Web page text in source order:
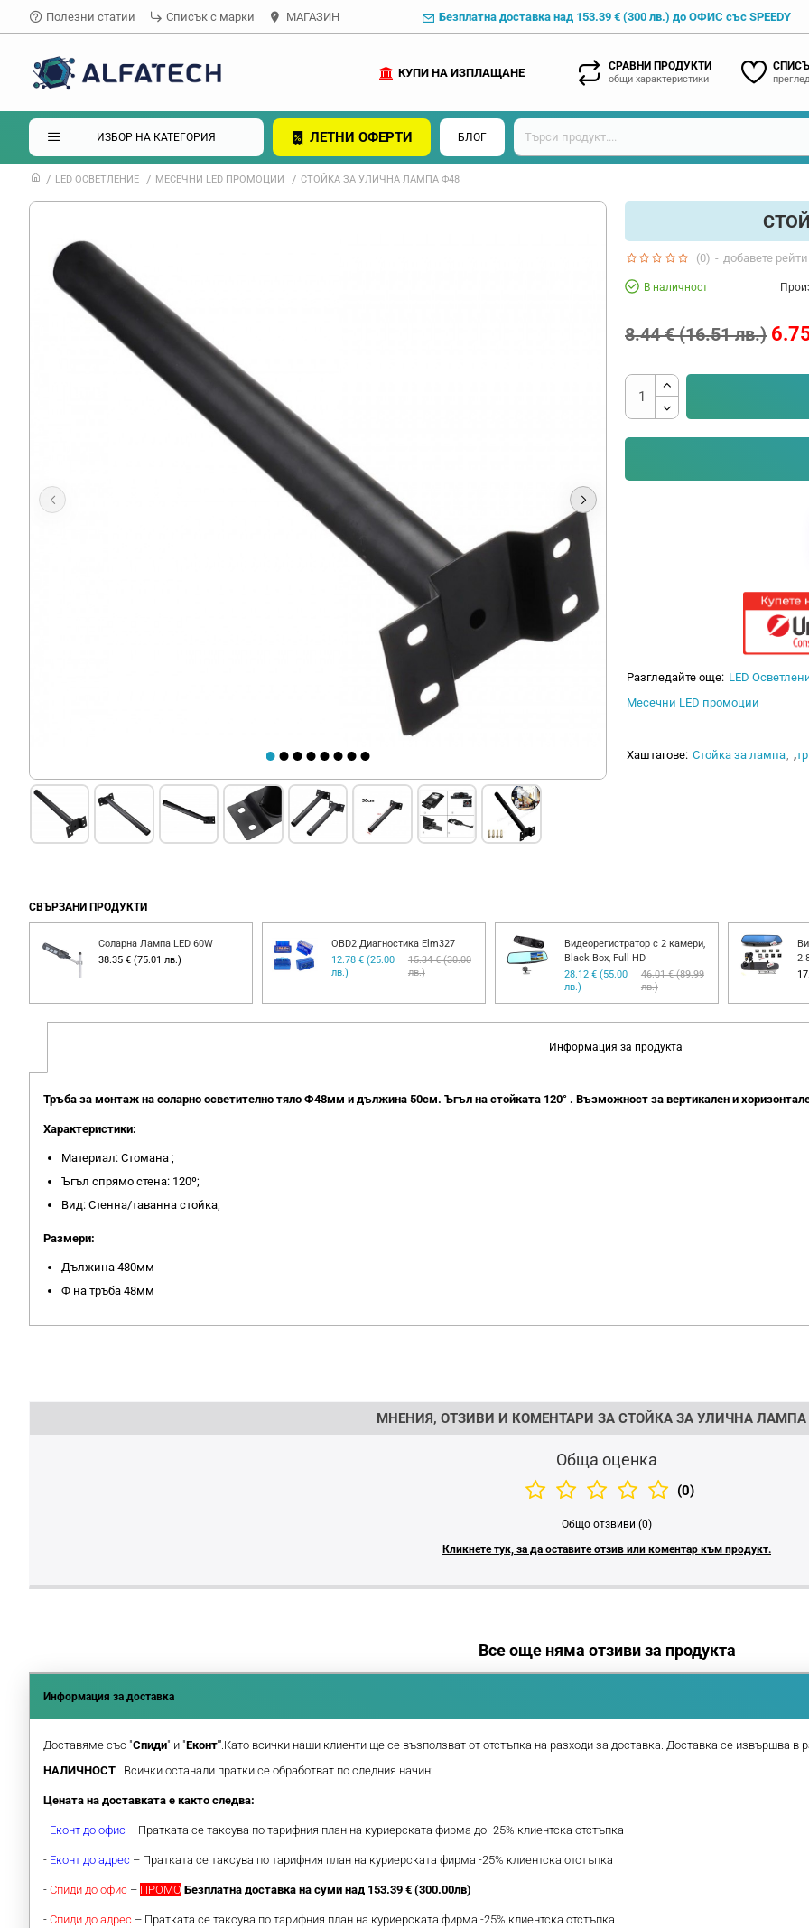
Полезни статии Списък с марки МАГАЗИН Безплатна доставка над 153.39 € (300 лв.) до ОФИС със SPEEDY
СРАВНИ ПРОДУКТИ
общи характеристики
КУПИ НА ИЗПЛАЩАНЕ
ИЗБОР НА КАТЕГОРИЯ ЛЕТНИ ОФЕРТИ БЛОГ
LED ОСВЕТЛЕНИЕ МЕСЕЧНИ LED ПРОМОЦИИ СТОЙКА ЗА УЛИЧНА ЛАМПА Ф48
В наличност
(0) - добавете
8.44 € (16.51 лв.)
Разгледайте още: LED
Месечни LED промоции
Хаштагове: Стойка за лампа ,
СВЪРЗАНИ ПРОДУКТИ
Соларна Лампа LED 60W
38.35 € (75.01 лв.)
OBD2 Диагностика Elm327
12.78 € (25.00
лв.)
15.34 € (30.00
лв.)
Видеорегистратор с 2 камери,
Black Box, Full HD
28.12 € (55.00
лв.)
46.01 € (89.99
лв.)
Информация за продукта
Тръба за монтаж на соларно осветително тяло Ф48мм и дължина 50см. Ъгъл на стойката 120° . Възможност за вертикален и
Характеристики:
Материал: Стомана ;
Ъгъл спрямо стена: 120º;
Вид: Стенна/таванна стойка;
Размери:
Дължина 480мм
Ф на тръба 48мм
МНЕНИЯ, ОТЗИВИ И КОМЕНТАРИ ЗА СТОЙКА ЗА УЛИЧНА ЛАМПА
Обща оценка
(0)
Общо отзвиви (0)
Кликнете тук, за да оставите отзив или коментар към продукт.
Все още няма отзиви за продукта
Информация за доставка
Доставяме със "Спиди" и "Еконт".Като всички наши клиенти ще се възползват от отстъпка на разходи за доставка. Доставка се извършва в
НАЛИЧНОСТ . Всички останали пратки се обработват по следния начин:
Цената на доставката е както следва:
- Еконт до офис – Пратката се таксува по тарифния план на куриерската фирма до -25% клиентска отстъпка
- Еконт до адрес – Пратката се таксува по тарифния план на куриерската фирма -25% клиентска отстъпка
- Спиди до офис – ПРОМО Безплатна доставка на суми над 153.39 € (300.00лв)
- Спиди до адрес – Пратката се таксува по тарифния план на куриерската фирма -25% клиентска отстъпка